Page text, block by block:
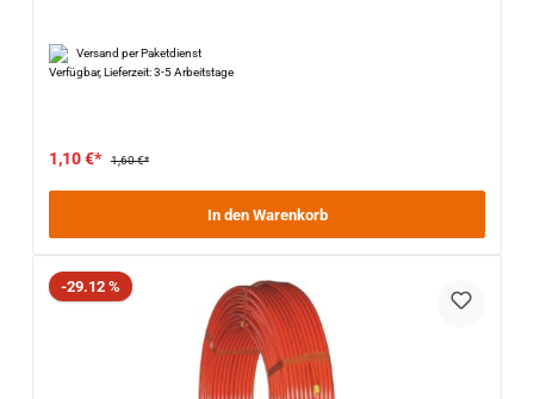
Versand per Paketdienst
Verfügbar, Lieferzeit: 3-5 Arbeitstage
1,10 €* 1,60 €*
In den Warenkorb
Rabatt
-29.12 %